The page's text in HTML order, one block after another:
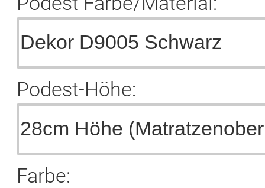
Podest-Höhe:
Farbe: